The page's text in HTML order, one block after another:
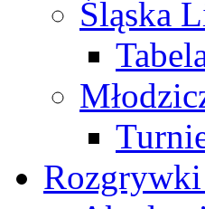
Śląska